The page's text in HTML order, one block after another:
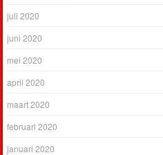
juli 2020
juni 2020
mei 2020
april 2020
maart 2020
februari 2020
januari 2020